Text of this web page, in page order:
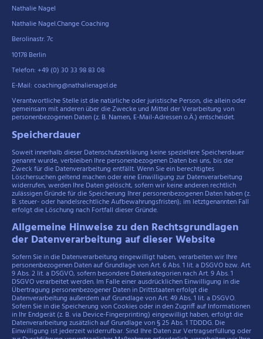
Nathalie Nagel
Nathalie Nagel.Change Coaching
Berolinastr. 7c
10178 Berlin
Telefon: +49 (0) 30 33 98 83 08
E-Mail: coaching@nathalienagel.de
Verantwortliche Stelle ist die natürliche oder juristische Person, die allein oder
gemeinsam mit anderen über die Zwecke und Mittel der Verarbeitung von
personenbezogenen Daten (z. B. Namen, E-Mail-Adressen o.Ä.) entscheidet.
Speicherdauer
Soweit innerhalb dieser Datenschutzerklärung keine speziellere Speicherdauer
genannt wurde, verbleiben Ihre personenbezogenen Daten bei uns, bis der
Zweck für die Datenverarbeitung entfällt. Wenn Sie ein berechtigtes
Löschersuchen geltend machen oder eine Einwilligung zur Datenverarbeitung
widerrufen, werden Ihre Daten gelöscht, sofern wir keine anderen rechtlich
zulässigen Gründe für die Speicherung Ihrer personenbezogenen Daten haben (z.
B. steuer- oder handelsrechtliche Aufbewahrungsfristen); im letztgenannten Fall
erfolgt die Löschung nach Fortfall dieser Gründe.
Allgemeine Hinweise zu den Rechtsgrundlagen
der Datenverarbeitung auf dieser Website
Sofern Sie in die Datenverarbeitung eingewilligt haben, verarbeiten wir Ihre
personenbezogenen Daten auf Grundlage von Art. 6 Abs. 1 lit. a DSGVO bzw. Art.
9 Abs. 2 lit. a DSGVO, sofern besondere Datenkategorien nach Art. 9 Abs. 1
DSGVO verarbeitet werden. Im Falle einer ausdrücklichen Einwilligung in die
Übertragung personenbezogener Daten in Drittstaaten erfolgt die
Datenverarbeitung außerdem auf Grundlage von Art. 49 Abs. 1 lit. a DSGVO.
Sofern Sie in die Speicherung von Cookies oder in den Zugriff auf Informationen
in Ihr Endgerät (z. B. via Device-Fingerprinting) eingewilligt haben, erfolgt die
Datenverarbeitung zusätzlich auf Grundlage von § 25 Abs. 1 TDDDG. Die
Einwilligung ist jederzeit widerrufbar. Sind Ihre Daten zur Vertragserfüllung oder